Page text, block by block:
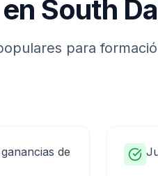
South
para
de